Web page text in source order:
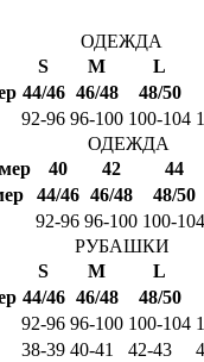
ОДЕЖДА
S M L
44/46 46/48 48/50
92-96 96-100 100-104
ОДЕЖДА
40 42 44
44/46 46/48 48/50
92-96 96-100 100-104
РУБАШКИ
S M L
44/46 46/48 48/50
92-96 96-100 100-104
38-39 40-41 42-43